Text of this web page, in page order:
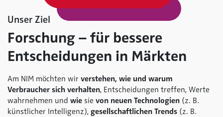
Unser Ziel
Forschung – für bessere
Entscheidungen in Märkten
Am NIM möchten wir verstehen, wie und warum
Verbraucher sich verhalten, Entscheidungen treffen, Werte
wahrnehmen und wie sie von neuen Technologien (z. B.
künstlicher Intelligenz), gesellschaftlichen Trends (z. B.